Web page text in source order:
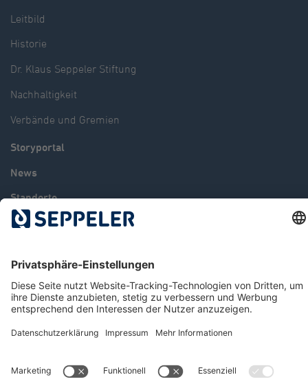
Leitbild
Historie
Dr. Klaus Seppeler Stiftung
Nachhaltigkeit
Verbände und Gremien
Storyportal
News
Standorte
Karriere
© 2026 Seppeler Holding & Verwaltungs GmbH & Co. KG
Datenschutz
Hinweisgeberportal Impressum